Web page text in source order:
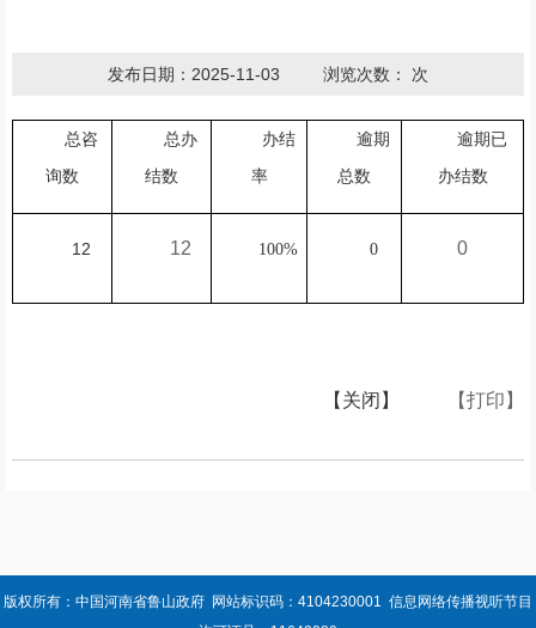
发布日期：2025-11-03 浏览次数： 次
总咨
询数
总办
结数
办结
率
逾期
总数
逾期已
办结数
12 12 100% 0 0
【打印】
【关闭】
版权所有：中国河南省鲁山政府 网站标识码：4104230001 信息网络传播视听节目